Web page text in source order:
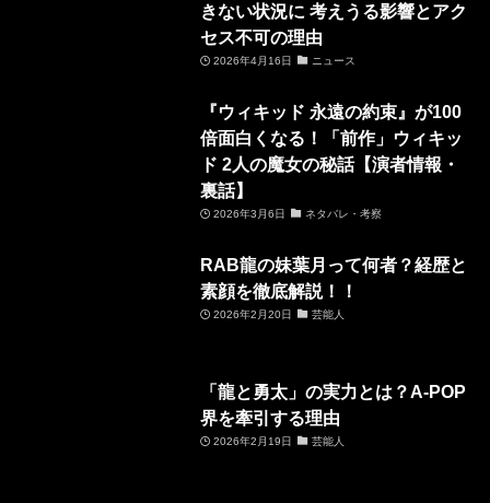
きない状況に 考えうる影響とアク
セス不可の理由
2026年4月16日 ニュース
『ウィキッド 永遠の約束』が100
倍面白くなる！「前作」ウィキッ
ド 2人の魔女の秘話【演者情報・
裏話】
2026年3月6日 ネタバレ・考察
RAB龍の妹葉月って何者？経歴と
素顔を徹底解説！！
2026年2月20日 芸能人
「龍と勇太」の実力とは？A-POP
界を牽引する理由
2026年2月19日 芸能人